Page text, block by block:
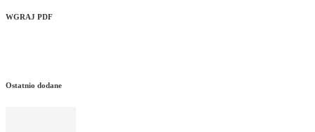
WGRAJ PDF
Ostatnio dodane